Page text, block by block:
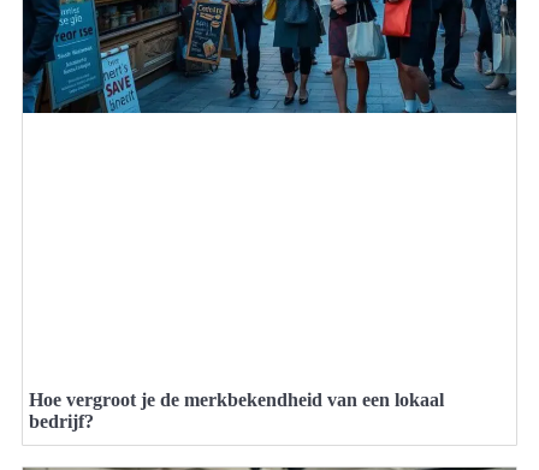
Hoe vergroot je de merkbekendheid van een lokaal
bedrijf?